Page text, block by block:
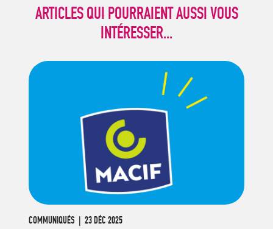
ARTICLES QUI POURRAIENT AUSSI VOUS
INTÉRESSER...
COMMUNIQUÉS | 23 DÉC 2025